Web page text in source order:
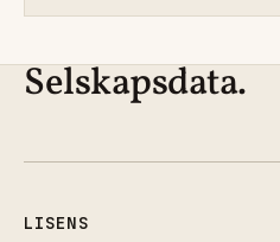
Selskapsdata.
LISENS